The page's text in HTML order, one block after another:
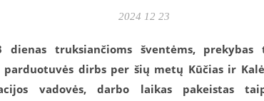
2024 12 23
dienas truksiančioms šventėms,
dirbs per šių metų Kūčias ir
vadovės, darbo laikas pakeistas